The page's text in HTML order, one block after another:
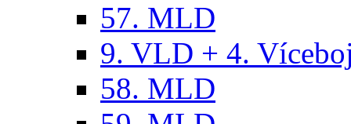
57. MLD
9. VLD + 4.
58. MLD